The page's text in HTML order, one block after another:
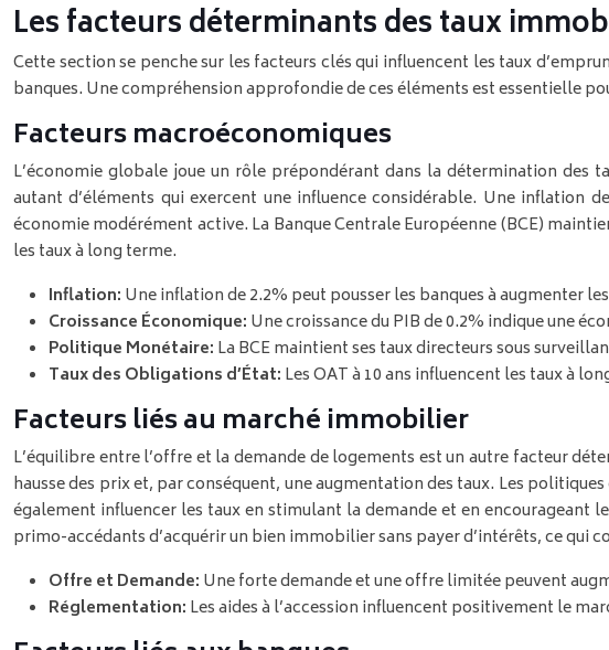
Les facteurs déterminants des taux
Cette section se penche sur les facteurs clés qui influencent les taux
banques. Une compréhension approfondie de ces éléments est essentielle
Facteurs macroéconomiques
L’économie globale joue un rôle prépondérant dans la détermination des
autant d’éléments qui exercent une influence considérable. Une inflation
économie modérément active. La Banque Centrale Européenne (BCE)
les taux à long terme.
Inflation: Une inflation de 2.2% peut pousser les banques à augmenter
Croissance Économique: Une croissance du PIB de 0.2% indique une
Politique Monétaire: La BCE maintient ses taux directeurs sous
Taux des Obligations d’État: Les OAT à 10 ans influencent les taux à
Facteurs liés au marché immobilier
L’équilibre entre l’offre et la demande de logements est un autre facteur
hausse des prix et, par conséquent, une augmentation des taux. Les
également influencer les taux en stimulant la demande et en
primo-accédants d’acquérir un bien immobilier sans payer d’intérêts, ce qui
Offre et Demande: Une forte demande et une offre limitée peuvent
Réglementation: Les aides à l’accession influencent positivement le